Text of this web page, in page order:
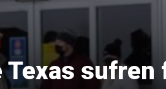
Texas sufren